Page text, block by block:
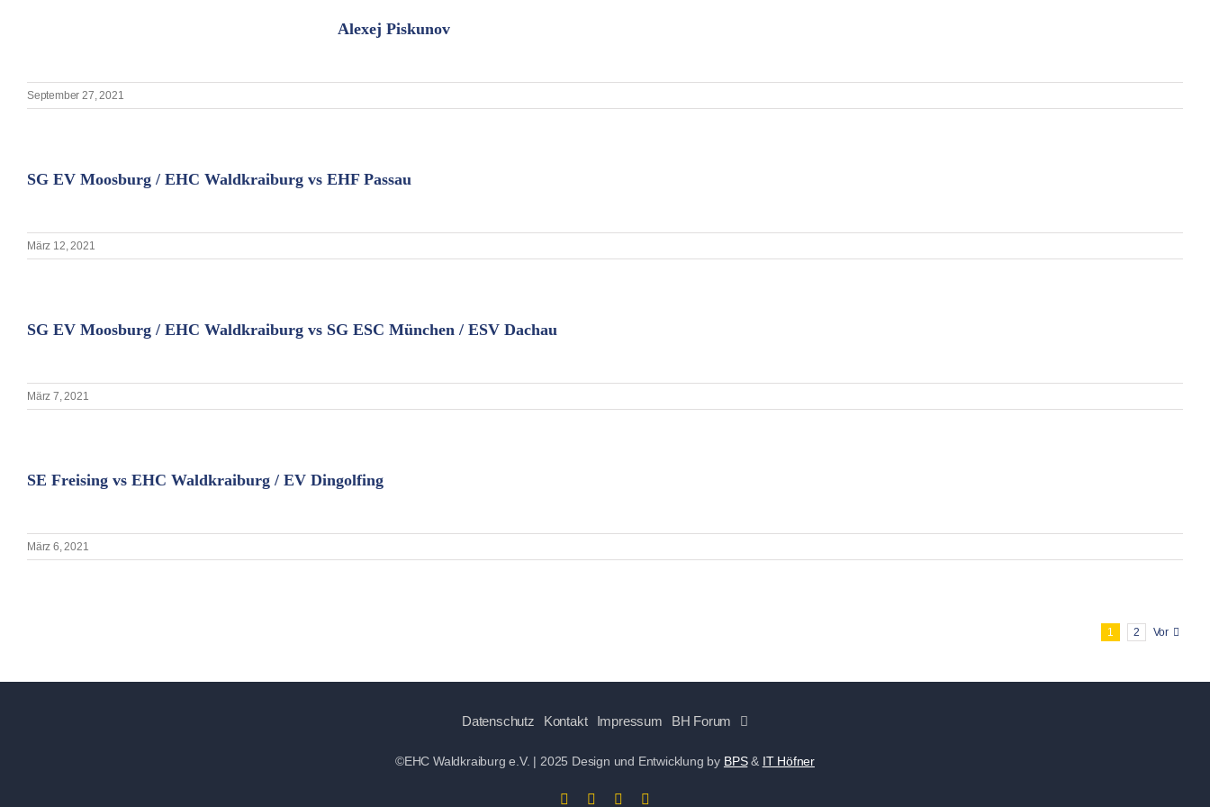
Alexej Piskunov
September 27, 2021
SG EV Moosburg / EHC Waldkraiburg vs EHF Passau
März 12, 2021
SG EV Moosburg / EHC Waldkraiburg vs SG ESC München / ESV Dachau
März 7, 2021
SE Freising vs EHC Waldkraiburg / EV Dingolfing
März 6, 2021
1 2 Vor
Datenschutz Kontakt Impressum BH Forum
©EHC Waldkraiburg e.V. | 2025 Design und Entwicklung by BPS& IT Höfner
FacebookInstagram